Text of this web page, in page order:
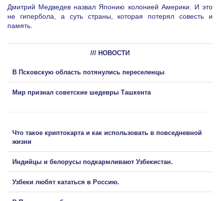
Дмитрий Медведев назвал Японию колонией Америки. И это
не гипербола, а суть страны, которая потерял совесть и
память.
/// НОВОСТИ
В Псковскую область потянулись переселенцы
Мир признал советские шедевры Ташкента
Что такое криптокарта и как использовать в повседневной
жизни
Индийцы и белорусы подкармливают Узбекистан.
Узбеки любят кататься в Россию.